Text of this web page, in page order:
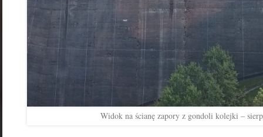
Widok na ścianę zapory z gondoli kolejki –